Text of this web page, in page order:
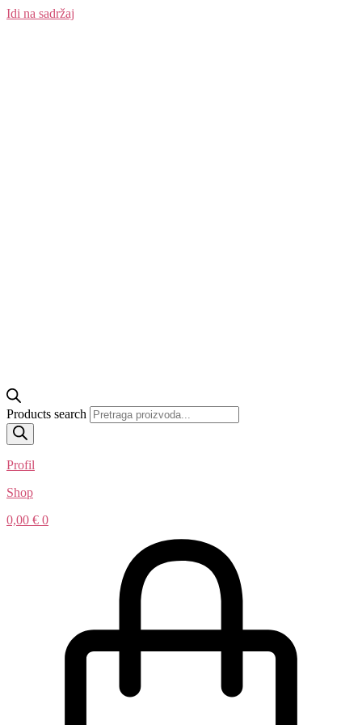
Idi na sadržaj
Products search
Profil
Shop
0,00 € 0